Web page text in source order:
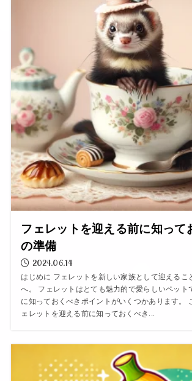
フェレットを迎える前に知って
の準備
2024.06.14
はじめに フェレットを新しい家族として迎えるこ
へ。 フェレットはとても魅力的で愛らしいペット
に知っておくべきポイントがいくつかあります。
ェレットを迎える前に知っておくべき...